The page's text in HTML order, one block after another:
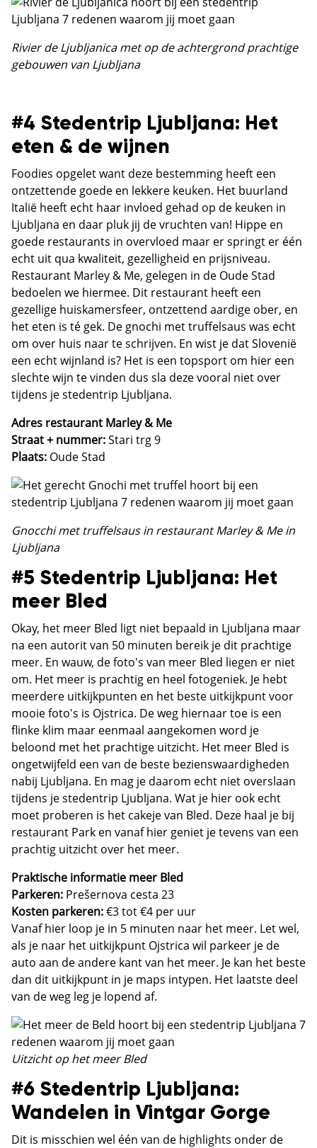
Rivier deLjubljanica met op de achtergrond prachtige
gebouwen van Ljubljana
#4 Stedentrip Ljubljana: Het
eten & de wijnen
Foodies opgelet want deze bestemming heeft een
ontzettende goede en lekkere keuken. Het buurland
Italië heeft echt haar invloed gehad op de keuken in
Ljubljana en daar pluk jij de vruchten van! Hippe en
goede restaurants in overvloed maar er springt er één
echt uit qua kwaliteit, gezelligheid en prijsniveau.
Restaurant Marley & Me, gelegen in de Oude Stad
bedoelen we hiermee. Dit restaurant heeft een
gezellige huiskamersfeer, ontzettend aardige ober, en
het eten is té gek. De gnochi met truffelsaus was echt
om over huis naar te schrijven. En wist je dat Slovenië
een echt wijnland is? Het is een topsport om hier een
slechte wijn te vinden dus sla deze vooral niet over
tijdens je stedentrip Ljubljana.
Adres restaurant Marley & Me
Straat + nummer:Stari trg 9
Plaats: Oude Stad
Gnocchi met truffelsaus in restaurant Marley & Me in
Ljubljana
#5 Stedentrip Ljubljana: Het
meer Bled
Okay, het meer Bled ligt niet bepaald in Ljubljana maar
na een autorit van 50 minuten bereik je dit prachtige
meer. En wauw, de foto's van meer Bled liegen er niet
om. Het meer is prachtig en heel fotogeniek. Je hebt
meerdere uitkijkpunten en het beste uitkijkpunt voor
mooie foto's is Ojstrica. De weg hiernaar toe is een
flinke klim maar eenmaal aangekomen word je
beloond met het prachtige uitzicht. Het meer Bled is
ongetwijfeld een van de beste bezienswaardigheden
nabij Ljubljana. En mag je daarom echt niet overslaan
tijdens je stedentrip Ljubljana. Wat je hier ook echt
moet proberen is het cakeje van Bled. Deze haal je bij
restaurant Park en vanaf hier geniet je tevens van een
prachtig uitzicht over het meer.
Praktische informatie meer Bled
Parkeren: Prešernova cesta 23
Kosten parkeren:€3 tot €4 per uur
Vanaf hier loop je in 5 minuten naar het meer. Let wel,
als je naar het uitkijkpunt Ojstrica wil parkeer je de
auto aan de andere kant van het meer. Je kan het beste
dan dit uitkijkpunt in je maps intypen. Het laatste deel
van de weg leg je lopend af.
Uitzicht op het meer Bled
#6 Stedentrip Ljubljana:
Wandelen in Vintgar Gorge
Dit is misschien wel één van de highlights onder de